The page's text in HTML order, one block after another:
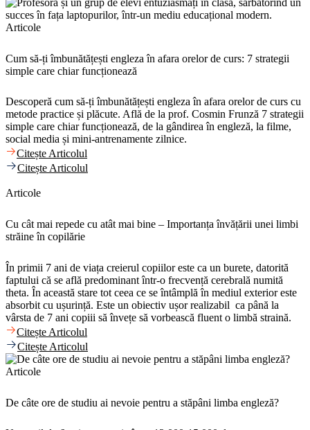
Articole
Cum să-ți îmbunătățești engleza în afara orelor de curs: 7 strategii
simple care chiar funcționează
Descoperă cum să-ți îmbunătățești engleza în afara orelor de curs cu
metode practice și plăcute. Află de la prof. Cosmin Frunză 7 strategii
simple care chiar funcționează, de la gândirea în engleză, la filme,
social media și mini-antrenamente zilnice.
Citește Articolul
Citește Articolul
Articole
Cu cât mai repede cu atât mai bine – Importanța învățării unei limbi
străine în copilărie
În primii 7 ani de viața creierul copiilor este ca un burete, datorită
faptului că se află predominant într-o frecvență cerebrală numită
theta. În această stare tot ceea ce se întâmplă în mediul exterior este
absorbit cu ușurință. Este un obiectiv ușor realizabil ca până la
vârsta de 7 ani copiii să învețe să vorbească fluent o limbă straină.
Citește Articolul
Citește Articolul
Articole
De câte ore de studiu ai nevoie pentru a stăpâni limba engleză?